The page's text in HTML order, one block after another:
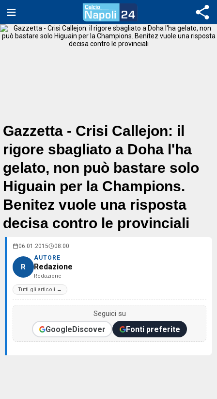
Gazzetta - Crisi Callejon: il
rigore sbagliato a Doha l'ha
gelato, non può bastare solo
Higuain per la Champions.
Benitez vuole una risposta
decisa contro le provinciali
06.01.2015 08:00
R
AUTORE
Redazione
Redazione
Tutti gli articoli →
Seguici su
GoogleDiscover Fonti preferite